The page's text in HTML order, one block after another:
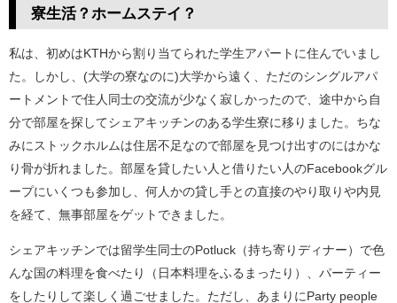
寮生活？ホームステイ？
私は、初めはKTHから割り当てられた学生アパートに住んでいまし
た。しかし、(大学の寮なのに)大学から遠く、ただのシングルアパ
ートメントで住人同士の交流が少なく寂しかったので、途中から自
分で部屋を探してシェアキッチンのある学生寮に移りました。ちな
みにストックホルムは住居不足なので部屋を見つけ出すのにはかな
り骨が折れました。部屋を貸したい人と借りたい人のFacebookグル
ープにいくつも参加し、何人かの貸し手との直接のやり取りや内見
を経て、無事部屋をゲットできました。
シェアキッチンでは留学生同士のPotluck（持ち寄りディナー）で色
んな国の料理を食べたり（日本料理をふるまったり）、パーティー
をしたりして楽しく過ごせました。ただし、あまりにParty people